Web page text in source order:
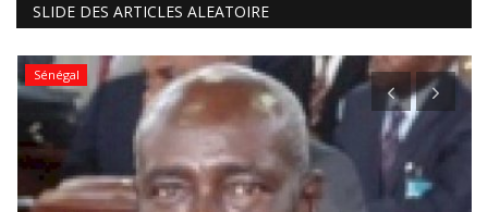
SLIDE DES ARTICLES ALEATOIRE
Sénégal